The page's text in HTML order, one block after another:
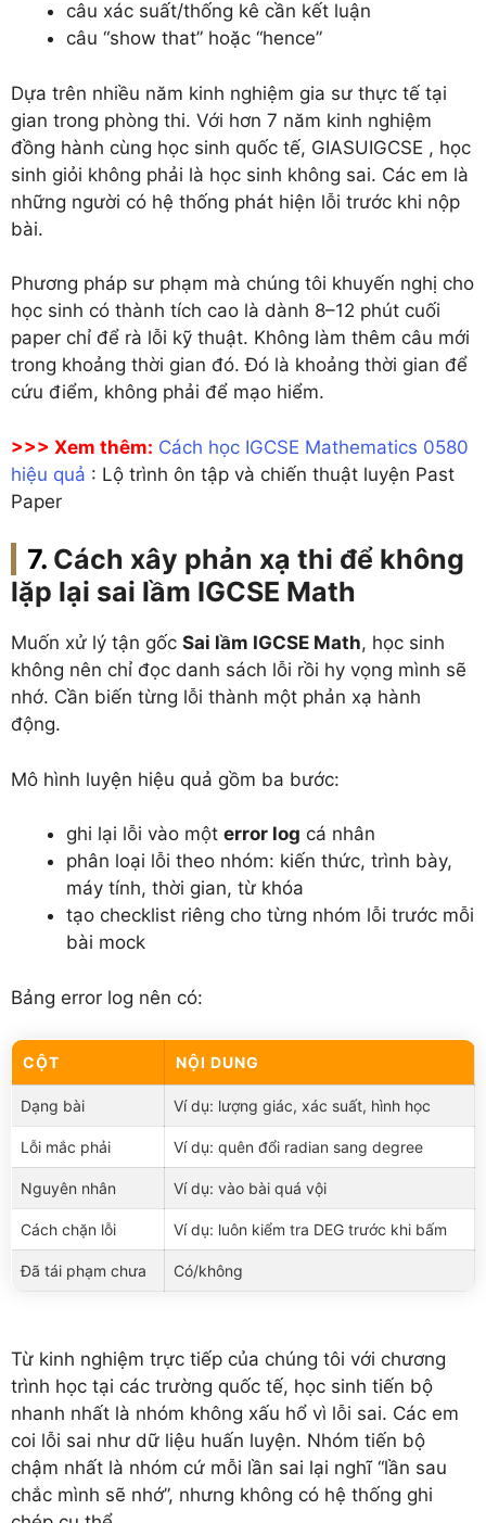
câu xác suất/thống kê cần kết luận
câu “show that” hoặc “hence”
Dựa trên nhiều năm kinh nghiệm gia sư thực tế tại
gian trong phòng thi. Với hơn 7 năm kinh nghiệm
đồng hành cùng học sinh quốc tế, GIASUIGCSE , học
sinh giỏi không phải là học sinh không sai. Các em là
những người có hệ thống phát hiện lỗi trước khi nộp
bài.
Phương pháp sư phạm mà chúng tôi khuyến nghị cho
học sinh có thành tích cao là dành 8–12 phút cuối
paper chỉ để rà lỗi kỹ thuật. Không làm thêm câu mới
trong khoảng thời gian đó. Đó là khoảng thời gian để
cứu điểm, không phải để mạo hiểm.
>>> Xem thêm: Cách học IGCSE Mathematics 0580
hiệu quả : Lộ trình ôn tập và chiến thuật luyện Past
Paper
Cách xây phản xạ thi để không
lặp lại sai lầm IGCSE Math
Muốn xử lý tận gốc Sai lầm IGCSE Math, học sinh
không nên chỉ đọc danh sách lỗi rồi hy vọng mình sẽ
nhớ. Cần biến từng lỗi thành một phản xạ hành
động.
Mô hình luyện hiệu quả gồm ba bước:
ghi lại lỗi vào một error log cá nhân
phân loại lỗi theo nhóm: kiến thức, trình bày,
máy tính, thời gian, từ khóa
tạo checklist riêng cho từng nhóm lỗi trước mỗi
bài mock
Bảng error log nên có:
CỘT NỘI DUNG
Dạng bài Ví dụ: lượng giác, xác suất, hình học
Lỗi mắc phải Ví dụ: quên đổi radian sang degree
Nguyên nhân Ví dụ: vào bài quá vội
Cách chặn lỗi Ví dụ: luôn kiểm tra DEG trước khi bấm
Đã tái phạm chưa Có/không
Từ kinh nghiệm trực tiếp của chúng tôi với chương
trình học tại các trường quốc tế, học sinh tiến bộ
nhanh nhất là nhóm không xấu hổ vì lỗi sai. Các em
coi lỗi sai như dữ liệu huấn luyện. Nhóm tiến bộ
chậm nhất là nhóm cứ mỗi lần sai lại nghĩ “lần sau
chắc mình sẽ nhớ”, nhưng không có hệ thống ghi